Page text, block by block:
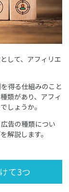
して、アフィリエ
得る仕組みのこと
類があり、アフィ
しょうか。
告の種類につい
解説します。
て3つ